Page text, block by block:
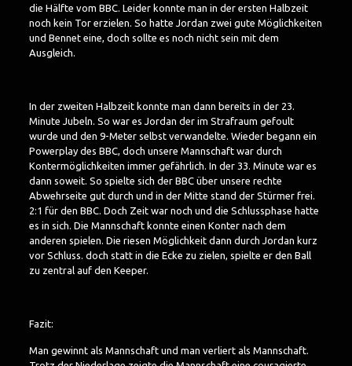
die Hälfte vom BBC. Leider konnte man in der ersten Halbzeit
noch kein Tor erzielen. So hatte Jordan zwei gute Möglichkeiten
und Bennet eine, doch sollte es noch nicht sein mit dem
Ausgleich.
In der zweiten Halbzeit konnte man dann bereits in der 23.
Minute Jubeln. So war es Jordan der im Strafraum gefoult
wurde und den 9-Meter selbst verwandelte. Wieder begann ein
Powerplay des BBC, doch unsere Mannschaft war durch
Kontermöglichkeiten immer gefährlich. In der 33. Minute war es
dann soweit. So spielte sich der BBC über unsere rechte
Abwehrseite gut durch und in der Mitte stand der Stürmer frei.
2:1 für den BBC. Doch Zeit war noch und die Schlussphase hatte
es in sich. Die Mannschaft konnte einen Konter nach dem
anderen spielen. Die riesen Möglichkeit dann durch Jordan kurz
vor Schluss. doch statt in die Ecke zu zielen, spielte er den Ball
zu zentral auf den Keeper.
Fazit:
Man gewinnt als Mannschaft und man verliert als Mannschaft.